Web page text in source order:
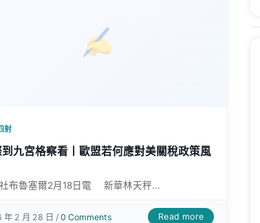
射
到九宮格察看丨歐盟若何應對美關稅政策風
布魯塞爾2月18日電 新華林天秤...
年 2 月 28 日 /0 Comments Read more